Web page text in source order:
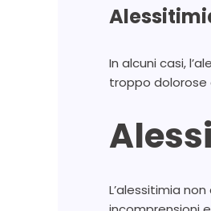
In alcuni casi,
troppo dolorose
L’alessitimia